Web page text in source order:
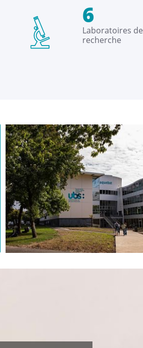
6
Laboratoires de
recherche